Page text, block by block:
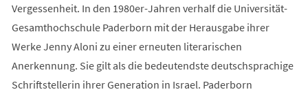
Vergessenheit. In den 1980er-Jahren verhalf die Universität-
Gesamthochschule Paderborn mit der Herausgabe ihrer
Werke Jenny Aloni zu einer erneuten literarischen
Anerkennung. Sie gilt als die bedeutendste deutschsprachige
Schriftstellerin ihrer Generation in Israel. Paderborn